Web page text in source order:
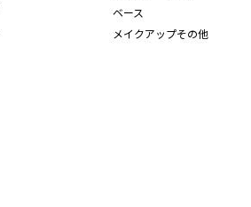
ベース
メイクアップその他